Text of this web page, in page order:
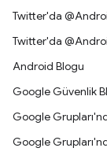
Twitter'da
Twitter'da
Android Blogu
Google Güvenlik
Google
Google